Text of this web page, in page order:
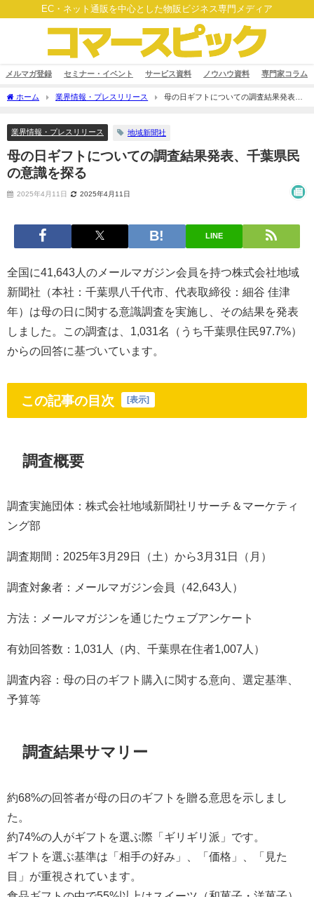
EC・ネット通販を中心とした物販ビジネス専門メディア
メルマガ登録 セミナー・イベント サービス資料 ノウハウ資料 専門家コラム
ホーム 業界情報・プレスリリース
母の日ギフトについての調査結果発表、
業界情報・プレスリリース 地域新聞社
母の日ギフトについての調査結果発表、千葉県民
の意識を探る
2025年4月11日 2025年4月11日
LINE
全国に41,643人のメールマガジン会員を持つ株式会社地域
新聞社（本社：千葉県八千代市、代表取締役：細谷 佳津
年）は母の日に関する意識調査を実施し、その結果を発表
しました。この調査は、1,031名（うち千葉県住民97.7%）
からの回答に基づいています。
この記事の目次 [表示]
調査概要
調査実施団体：株式会社地域新聞社リサーチ＆マーケティ
ング部
調査期間：2025年3月29日（土）から3月31日（月）
調査対象者：メールマガジン会員（42,643人）
方法：メールマガジンを通じたウェブアンケート
有効回答数：1,031人（内、千葉県在住者1,007人）
調査内容：母の日のギフト購入に関する意向、選定基準、
予算等
調査結果サマリー
約68%の回答者が母の日のギフトを贈る意思を示しまし
た。
約74%の人がギフトを選ぶ際「ギリギリ派」です。
ギフトを選ぶ基準は「相手の好み」、「価格」、「見た
目」が重視されています。